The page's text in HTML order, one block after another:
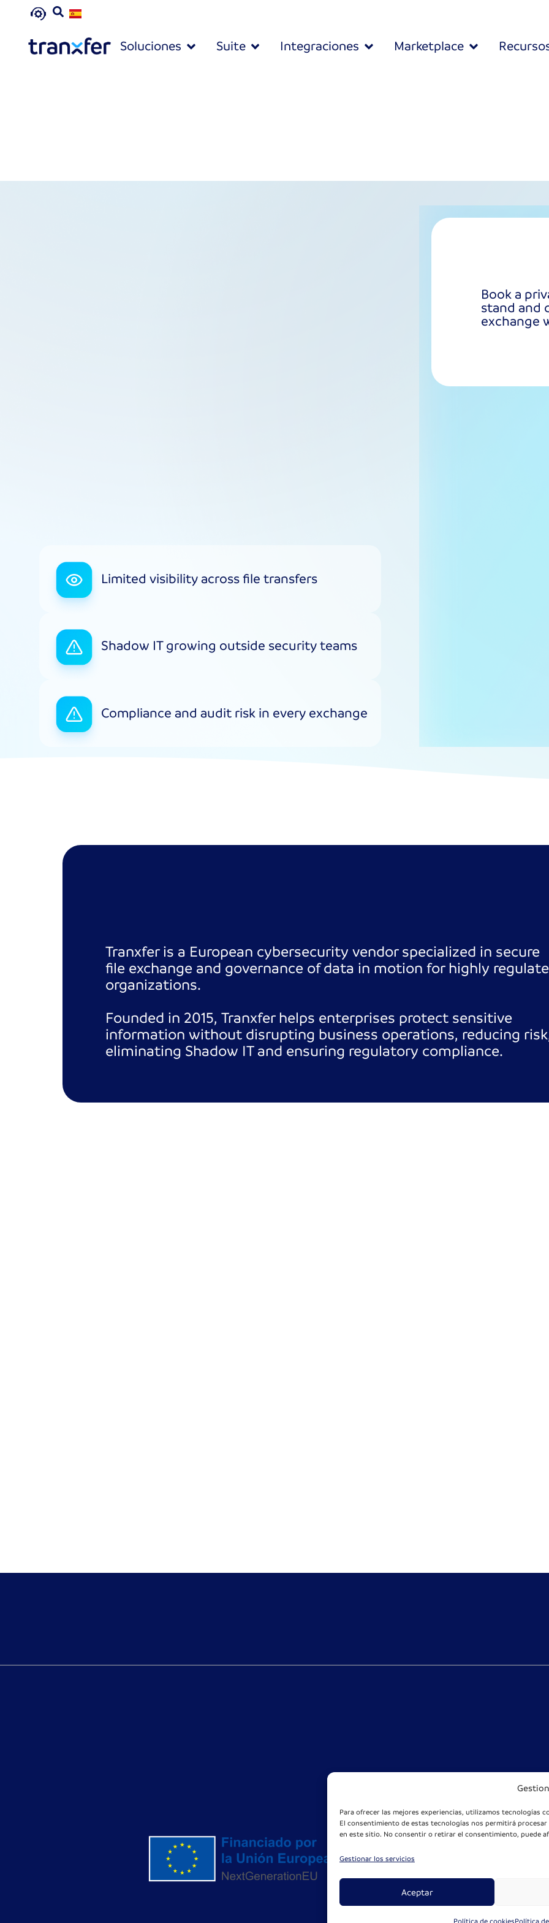
Para ofrecer las mejores experiencias, utilizamos tecnologías
El consentimiento de estas tecnologías nos permitirá
en este sitio. No consentir o retirar el consentimiento, puede
Gestionar los servicios
Aceptar
Soluciones Suite Integraciones Marketplace
Limited visibility across file transfers
Shadow IT growing outside security teams
Compliance and audit risk in every exchange
Book a
stand and
exchange
Tranxfer is a European cybersecurity vendor specialized in secure
file exchange and governance of data in motion for highly
organizations.
Founded in 2015, Tranxfer helps enterprises protect sensitive
information without disrupting business operations, reducing
eliminating Shadow IT and ensuring regulatory compliance.